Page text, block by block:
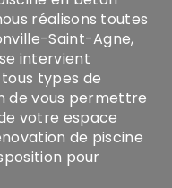
réalisons toutes
Saint-Agne,
intervient
types de
de vous permettre
votre espace
de piscine
pour